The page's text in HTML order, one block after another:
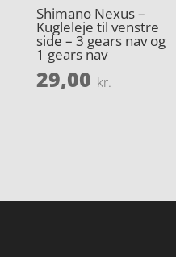
Shimano Nexus –
Kugleleje til venstre
side – 3 gears nav og
1 gears nav
29,00 kr.